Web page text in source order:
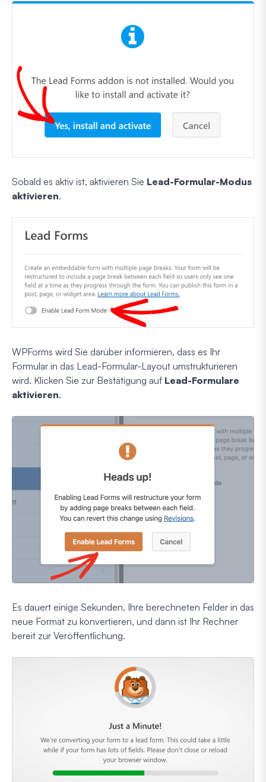
Sobald es aktiv ist, aktivieren Sie Lead-Formular-Modus
aktivieren.
WPForms wird Sie darüber informieren, dass es Ihr
Formular in das Lead-Formular-Layout umstrukturieren
wird. Klicken Sie zur Bestätigung auf Lead-Formulare
aktivieren.
Es dauert einige Sekunden, Ihre berechneten Felder in das
neue Format zu konvertieren, und dann ist Ihr Rechner
bereit zur Veröffentlichung.